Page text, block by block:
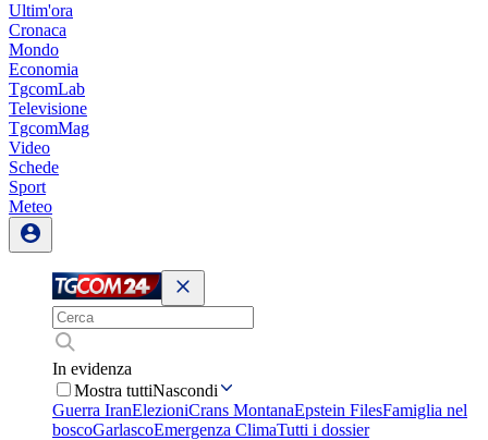
Ultim'ora
Cronaca
Mondo
Economia
TgcomLab
Televisione
TgcomMag
Video
Schede
Sport
Meteo
In evidenza
Mostra tuttiNascondi
Guerra IranElezioniCrans MontanaEpstein FilesFamiglia nel
boscoGarlascoEmergenza ClimaTutti i dossier